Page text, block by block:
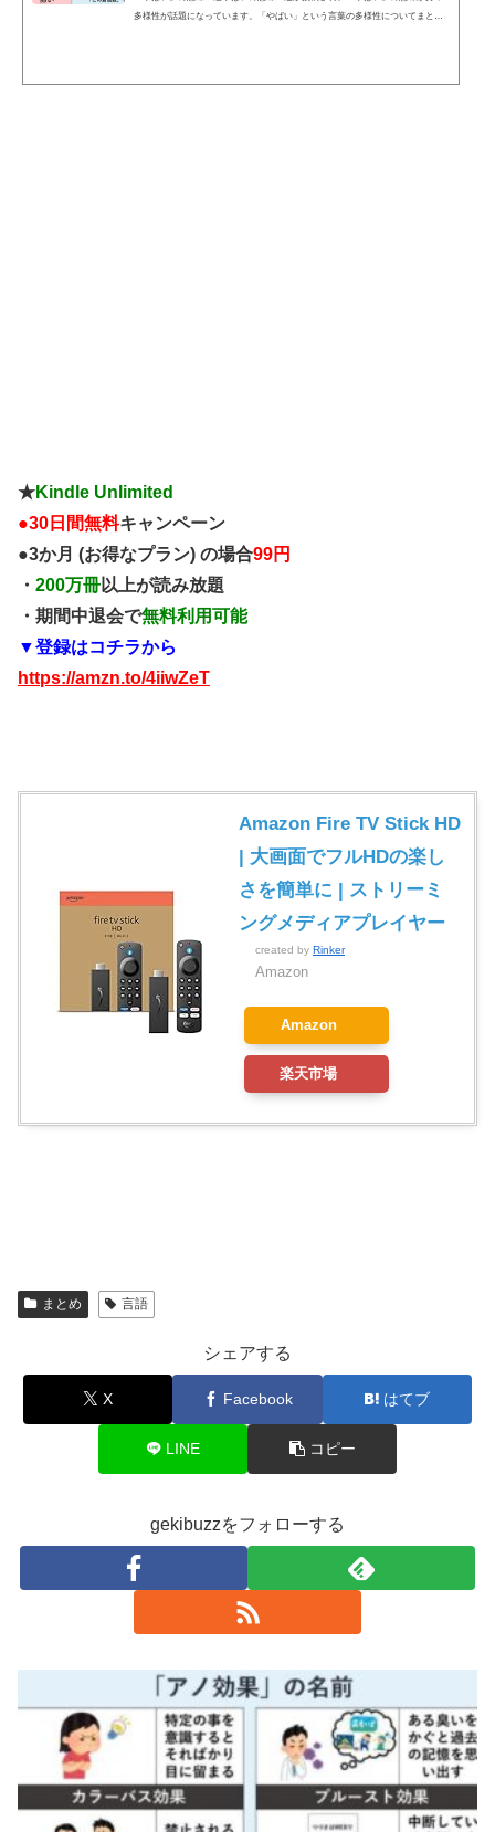
多様性が話題になっています。「やばい」という言葉の多様性についてまとめ
★Kindle Unlimited
●30日間無料キャンペーン
●3か月 (お得なプラン) の場合99円
・ 200万冊以上が読み放題
・期間中退会で無料利用可能
▼登録はコチラから
https://amzn.to/4iiwZeT
Amazon Fire TV Stick HD
| 大画面でフルHDの楽し
さを簡単に | ストリーミ
ングメディアプレイヤー
created by Rinker
Amazon
Amazon
楽天市場
まとめ 言語
シェアする
X Facebook はてブ
LINE コピー
gekibuzzをフォローする